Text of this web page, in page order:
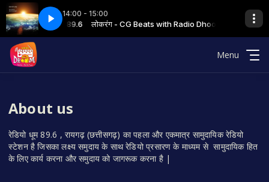
14:00 - 15:00
Radio Dhoom 89.6 लोकरंग - CG Beats with Radio Dhoom 89.6
MAITRI BAAGH FINAL09 LOKRANG - 04-08-25 PKR MAITRI BAAGH
Menu
About us
रेडियो धूम 89.6 , रायगढ़ (छत्तीसगढ़) का पहला और एकमात्र सामुदायिक रेडियो
स्टेशन है जिसका लक्ष्य समुदाय के साथ रेडियो प्रसारण के माध्यम से सामुदायिक हित
के लिए कार्य करना और समुदाय को जागरूक करना है |